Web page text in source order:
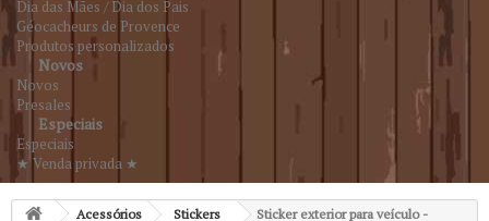
Dia das Mães / Dia dos Pais
Géocacheurs de Provence
Produtos personalizados
Novos
Novos
Presales
Especiais
Especiais
★ Venda privada ★
Acessórios Stickers
Sticker exterior para veículo -